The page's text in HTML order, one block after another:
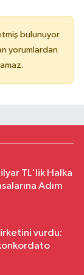
bulunuyor
yorumlardan
TL'lik Halka
Adım
vurdu: